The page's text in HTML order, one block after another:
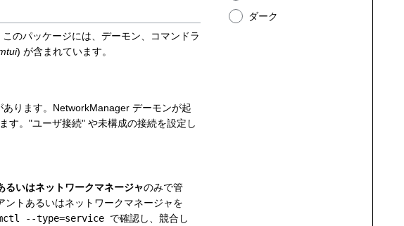
ダーク
のパッケージには、デーモン、コマンドラ
) が含まれています。
あります。NetworkManager デーモンが起
す。"ユーザ接続" や未構成の接続を設定し
るいはネットワークマネージャのみで管
トあるいはネットワークマネージャを
--type=service で確認し、競合し